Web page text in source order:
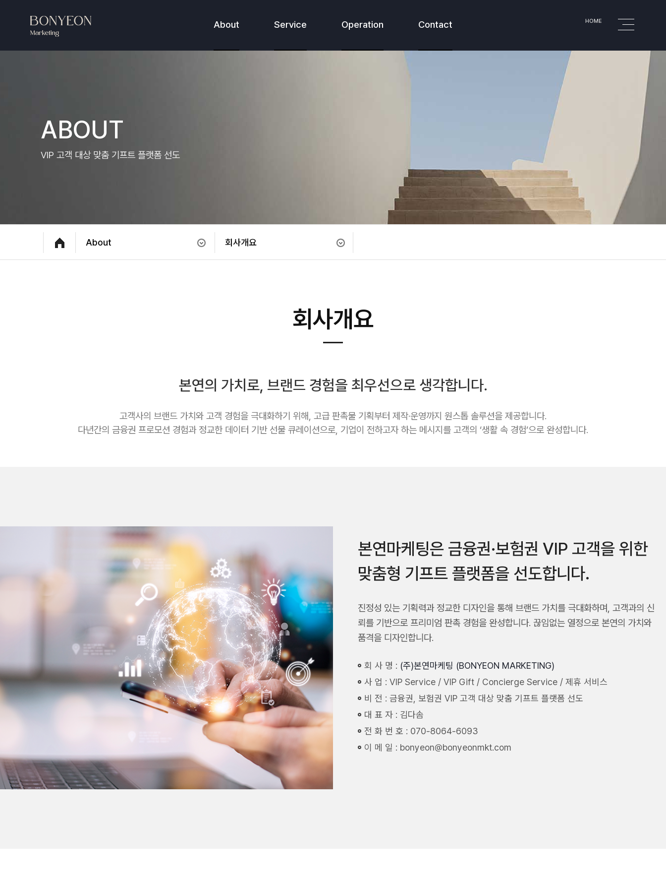
About Service Operation Contact HOME
ABOUT
VIP 고객 대상​ 맞춤 기프트 플랫폼 선도
About 회사개요
회사개요
본연의 가치로, 브랜드 경험을 최우선으로 생각합니다.
고객사의 브랜드 가치와 고객 경험을 극대화하기 위해, 고급 판촉물 기획부터 제작·운영까지 원스톱 솔루션을 제공합니다.
다년간의 금융권 프로모션 경험과 정교한 데이터 기반 선물 큐레이션으로, 기업이 전하고자 하는 메시지를 고객의 ‘생활 속 경험’으로 완성합니다.
본연마케팅은 금융권·보험권 VIP 고객을 위한
맞춤형 기프트 플랫폼을 선도합니다.
진정성 있는 기획력과 정교한 디자인을 통해 브랜드 가치를 극대화하며, 고객과의 신
뢰를 기반으로 프리미엄 판촉 경험을 완성합니다. 끊임없는 열정으로 본연의 가치와
품격을 디자인합니다.
회 사 명 : (주)본연마케팅 (BONYEON MARKETING)
사 업 : VIP Service / VIP Gift / Concierge Service / 제휴 서비스
비 전 : 금융권, 보험권 VIP 고객 대상​ 맞춤 기프트 플랫폼 선도
대 표 자 : 김다솜
전 화 번 호 : 070-8064-6093
이 메 일 : bonyeon@bonyeonmkt.com